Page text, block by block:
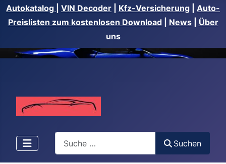
Autokatalog VIN Decoder Kfz-Versicherung
Auto-
Preislisten zum kostenlosen Download| News| Über
uns
Suchen